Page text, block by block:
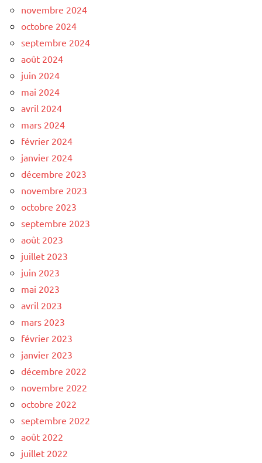
novembre 2024
octobre 2024
septembre 2024
août 2024
juin 2024
mai 2024
avril 2024
mars 2024
février 2024
janvier 2024
décembre 2023
novembre 2023
octobre 2023
septembre 2023
août 2023
juillet 2023
juin 2023
mai 2023
avril 2023
mars 2023
février 2023
janvier 2023
décembre 2022
novembre 2022
octobre 2022
septembre 2022
août 2022
juillet 2022